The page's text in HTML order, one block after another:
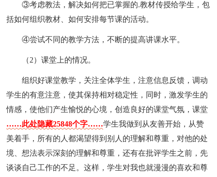
③考虑教法，解决如何把已掌握的.教材传授给学生，包
括如何组织教材、如何安排每节课的活动。
④尝试不同的教学方法，不断的提高讲课水平。
（2）课堂上的情况。
组织好课堂教学，关注全体学生，注意信息反馈，调动
学生的有意注意，使其保持相对稳定性，同时，激发学生的
情感，使他们产生愉悦的心境，创造良好的课堂气氛，课堂
……此处隐藏25848个字……学生我做到从友善开始，从赞
美着手，所有的人都渴望得到别人的理解和尊重，对他的处
境、想法表示深刻的理解和尊重，还有在批评学生之前，先
谈谈自己工作的不足。这样，学生对我也就漫漫的喜欢和尊